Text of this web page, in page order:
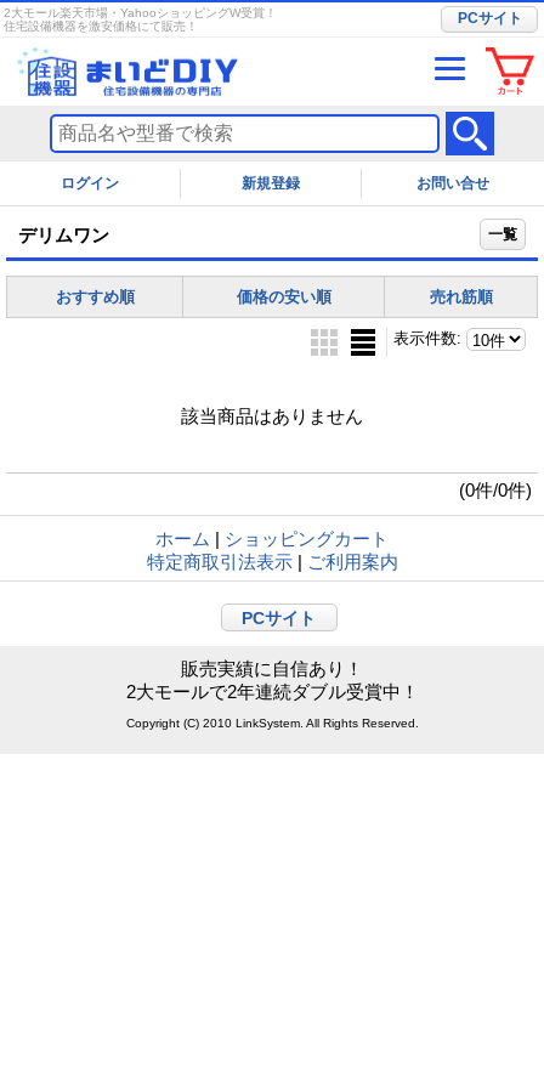
2大モール楽天市場・YahooショッピングW受賞！
住宅設備機器を激安価格にて販売！
PCサイト
ログイン お問い合せ
デリムワン 一覧
おすすめ順 価格の安い順 売れ筋順
表示件数:
該当商品はありません
(0件/0件)
ホーム | ショッピングカート
特定商取引法表示 | ご利用案内
PCサイト
販売実績に自信あり！
2大モールで2年連続ダブル受賞中！
Copyright (C) 2010 LinkSystem. All Rights Reserved.